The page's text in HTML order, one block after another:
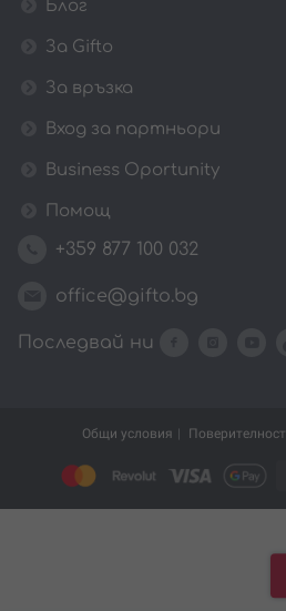
Блог
За Gifto
За връзка
Вход за партньори
Business Oportunity
Помощ
+359 877 100 032
office@gifto.bg
Последвай ни
Общи условия Поверителност